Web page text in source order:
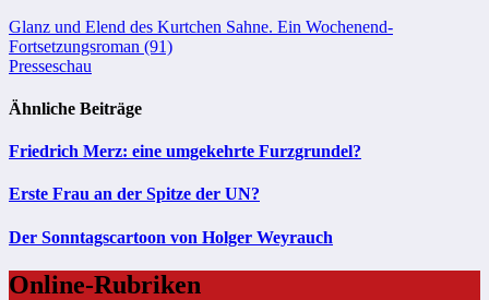
Beitragsnavigation
Glanz und Elend des Kurtchen Sahne. Ein Wochenend-
Fortsetzungsroman (91)
Presseschau
Ähnliche Beiträge
Friedrich Merz: eine umgekehrte Furzgrundel?
Erste Frau an der Spitze der UN?
Der Sonntagscartoon von Holger Weyrauch
Online-Rubriken